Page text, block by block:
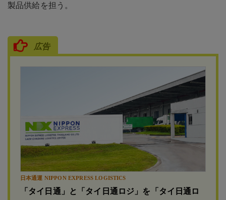
製品供給を担う。
広告
日本通運 NIPPON EXPRESS LOGISTICS
「タイ日通」と「タイ日通ロジ」を「タイ日通ロ